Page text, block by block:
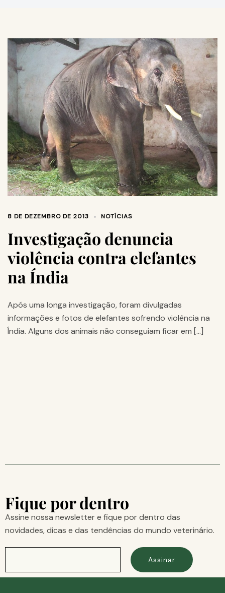
8 DE DEZEMBRO DE 2013 NOTÍCIAS
Investigação denuncia
violência contra elefantes
na Índia
Após uma longa investigação, foram divulgadas
informações e fotos de elefantes sofrendo violência na
Índia. Alguns dos animais não conseguiam ficar em […]
Fique por dentro
Assine nossa newsletter e fique por dentro das
novidades, dicas e das tendências do mundo veterinário.
Assinar